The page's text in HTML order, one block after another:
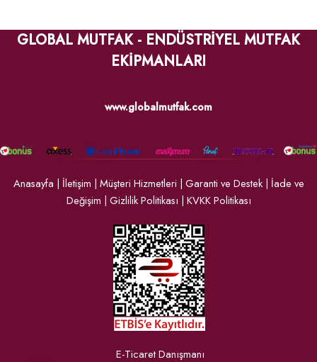
GLOBAL MUTFAK - ENDÜSTRİYEL MUTFAK
EKİPMANLARI
www.globalmutfak.com
Anasayfa | İletişim | Müşteri Hizmetleri | Garanti ve Destek| İade ve
Değişim | Gizlilik Politikası | KVKK Politikası
E-Ticaret Danışmanı